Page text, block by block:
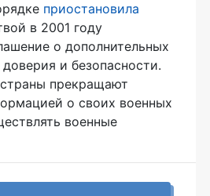
приостановила
в 2001 году
о дополнительных
и безопасности.
прекращают
о своих военных
военные